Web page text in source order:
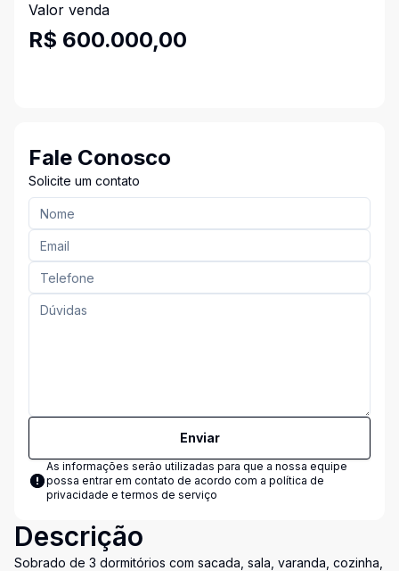
Valor venda
R$ 600.000,00
Fale Conosco
Solicite um contato
Enviar
As informações serão utilizadas para que a nossa equipe
possa entrar em contato de acordo com a política de
privacidade e termos de serviço
Descrição
Sobrado de 3 dormitórios com sacada, sala, varanda, cozinha,